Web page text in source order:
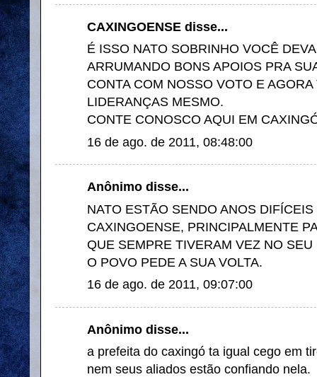
CAXINGOENSE disse...
É ISSO NATO SOBRINHO VOCÊ
ARRUMANDO BONS APOIOS PRA
CONTA COM NOSSO VOTO E
LIDERANÇAS MESMO.
CONTE CONOSCO AQUI EM
16 de ago. de 2011, 08:48:00
Anônimo disse...
NATO ESTÃO SENDO ANOS
CAXINGOENSE, PRINCIPALMENTE
QUE SEMPRE TIVERAM VEZ NO SEU
O POVO PEDE A SUA VOLTA.
16 de ago. de 2011, 09:07:00
Anônimo disse...
a prefeita do caxingó ta igual cego em
nem seus aliados estão confiando nela.